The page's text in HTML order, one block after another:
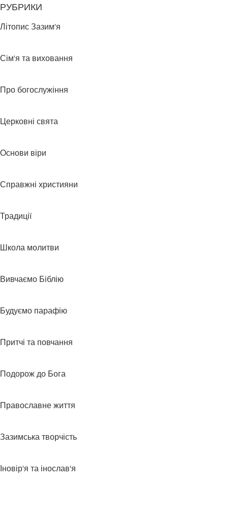
РУБРИКИ
Літопис Зазим'я
Сім'я та виховання
Про богослужіння
Церковні свята
Основи віри
Справжні християни
Традиції
Школа молитви
Вивчаємо Біблію
Будуємо парафію
Притчі та повчання
Подорож до Бога
Православне життя
Зазимська творчість
Іновір'я та інослав'я